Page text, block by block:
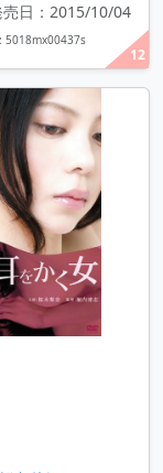
12
売日：2015/10/04
5018mx00437s